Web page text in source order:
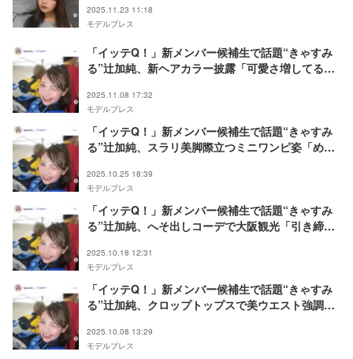
2025.11.23 11:18
モデルプレス
「イッテQ！」新メンバー候補生で話題“きゃすみ
る”辻加純、新ヘアカラー披露「可愛さ増してる」
2025.11.08 17:32
モデルプレス
「イッテQ！」新メンバー候補生で話題“きゃすみ
る”辻加純、スラリ美脚際立つミニワンピ姿「めち
2025.10.25 18:39
モデルプレス
「イッテQ！」新メンバー候補生で話題“きゃすみ
る”辻加純、へそ出しコーデで大阪観光「引き締ま
2025.10.18 12:31
モデルプレス
「イッテQ！」新メンバー候補生で話題“きゃすみ
る”辻加純、クロップトップスで美ウエスト強調
2025.10.08 13:29
モデルプレス